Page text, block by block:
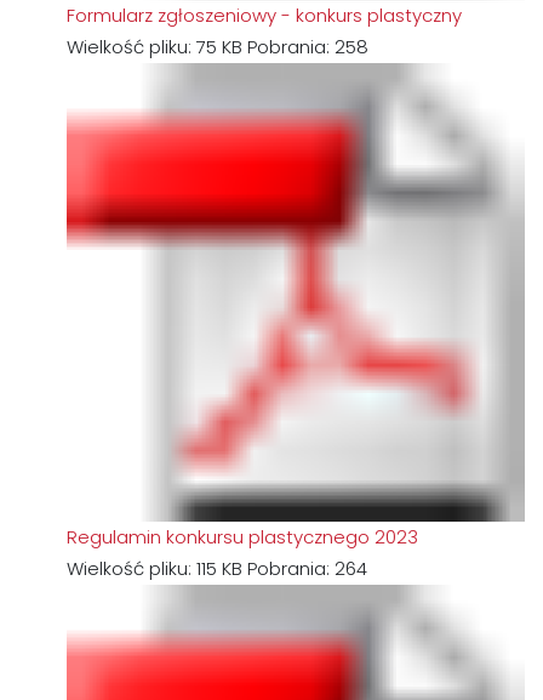
Formularz zgłoszeniowy - konkurs plastyczny
Wielkość pliku: 75 KB Pobrania: 258
Regulamin konkursu plastycznego 2023
Wielkość pliku: 115 KB Pobrania: 264